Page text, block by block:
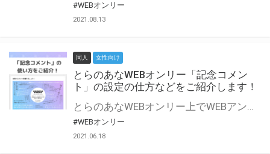
#WEBオンリー
2021.08.13
同人 女性向け
とらのあなWEBオンリー「記念コメン
ト」の設定の仕方などをご紹介します！
とらのあなWEBオンリー上でWEBアンソロジーが作成できる「記念コメント」について、その使い方や作成手順を解説します！ 支援タイプを「サークル参加型」「サークル参加型・マルシェ(イベント会場)機能付き」でお申し込みいただいている主催者様はぜひご活用ください♪ とらのあなWEBオンリーサイトはこちら
#WEBオンリー
2021.06.18